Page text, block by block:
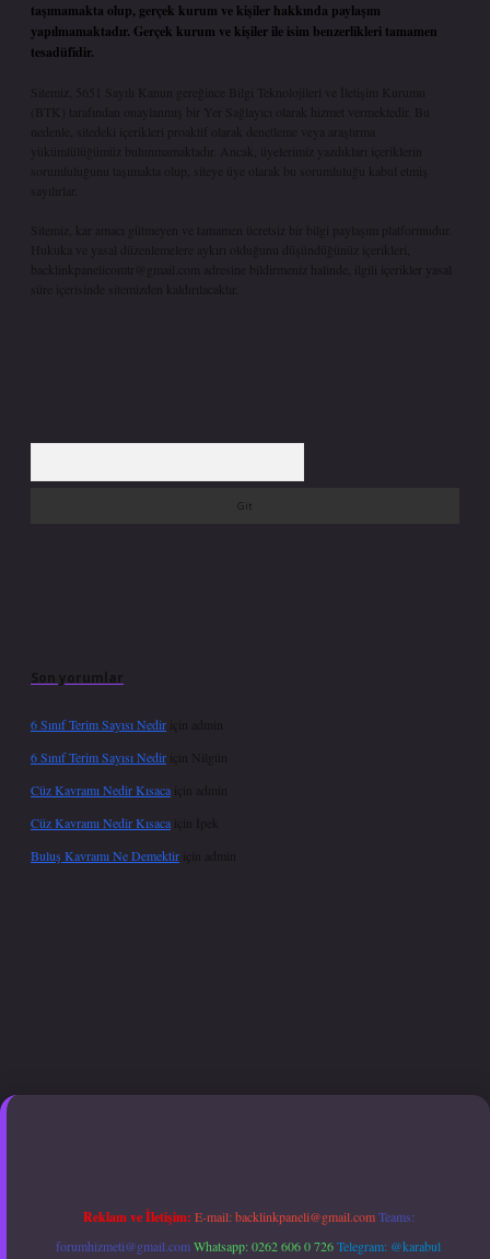
taşımamakta olup, gerçek kurum ve kişiler hakkında paylaşım
yapılmamaktadır. Gerçek kurum ve kişiler ile isim benzerlikleri tamamen
tesadüfidir.
Sitemiz, 5651 Sayılı Kanun gereğince Bilgi Teknolojileri ve İletişim Kurumu
(BTK) tarafından onaylanmış bir Yer Sağlayıcı olarak hizmet vermektedir. Bu
nedenle, sitedeki içerikleri proaktif olarak denetleme veya araştırma
yükümlülüğümüz bulunmamaktadır. Ancak, üyelerimiz yazdıkları içeriklerin
sorumluluğunu taşımakta olup, siteye üye olarak bu sorumluluğu kabul etmiş
sayılırlar.
Sitemiz, kar amacı gütmeyen ve tamamen ücretsiz bir bilgi paylaşım platformudur.
Hukuka ve yasal düzenlemelere aykırı olduğunu düşündüğünüz içerikleri,
backlinkpanelicomtr@gmail.com
adresine bildirmeniz halinde, ilgili içerikler yasal
süre içerisinde sitemizden kaldırılacaktır.
Son yorumlar
6 Sınıf Terim Sayısı Nedir için
admin
6 Sınıf Terim Sayısı Nedir için Nilgün
Cüz Kavramı Nedir Kısaca için
admin
Cüz Kavramı Nedir Kısaca için İpek
Buluş Kavramı Ne Demektir için admin
hiltonbet güncel giriş
Reklam ve İletişim: E-mail:backlinkpaneli@gmail.com Teams:
forumhizmeti@gmail.comWhatsapp: 0262 606 0 726Telegram: @karabul